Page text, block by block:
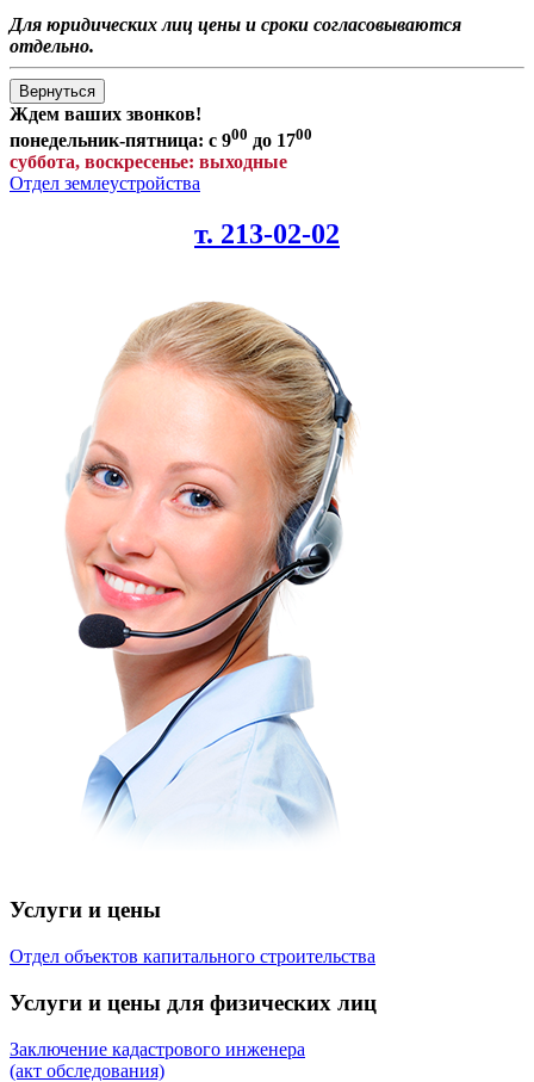
Для юридических лиц цены и сроки согласовываются
отдельно.
Ждем ваших звонков!
понедельник-пятница: с 900 до 1700
суббота, воскресенье: выходные
Отдел землеустройства
т. 213-02-02
Услуги и цены
Отдел объектов капитального строительства
Услуги и цены для физических лиц
Заключение кадастрового инженера
(акт обследования)